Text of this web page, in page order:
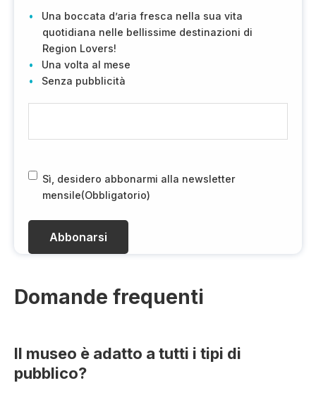
Una boccata d’aria fresca nella sua vita
quotidiana nelle bellissime destinazioni di
Region Lovers!
Una volta al mese
Senza pubblicità
m
i
O
b
g
o
r
R
D
O
li
t
o
Sì, desidero abbonarmi alla newsletter
mensile(Obbligatorio)
Domande frequenti
Il museo è adatto a tutti i tipi di
pubblico?